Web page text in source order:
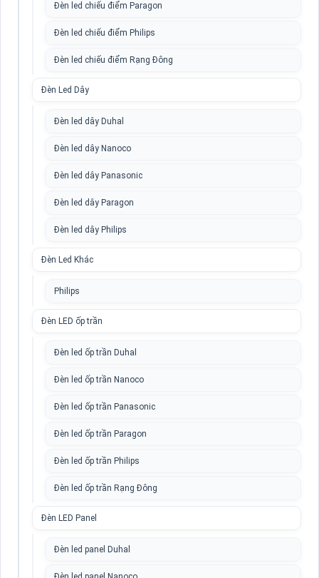
Đèn led chiếu điểm Paragon
Đèn led chiếu điểm Philips
Đèn led chiếu điểm Rạng Đông
Đèn Led Dây
Đèn led dây Duhal
Đèn led dây Nanoco
Đèn led dây Panasonic
Đèn led dây Paragon
Đèn led dây Philips
Đèn Led Khác
Philips
Đèn LED ốp trần
Đèn led ốp trần Duhal
Đèn led ốp trần Nanoco
Đèn led ốp trần Panasonic
Đèn led ốp trần Paragon
Đèn led ốp trần Philips
Đèn led ốp trần Rạng Đông
Đèn LED Panel
Đèn led panel Duhal